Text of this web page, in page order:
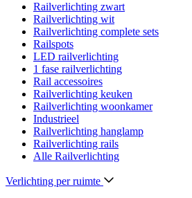
Railverlichting zwart
Railverlichting wit
Railverlichting complete sets
Railspots
LED railverlichting
1 fase railverlichting
Rail accessoires
Railverlichting keuken
Railverlichting woonkamer
Industrieel
Railverlichting hanglamp
Railverlichting rails
Alle Railverlichting
Verlichting per ruimte